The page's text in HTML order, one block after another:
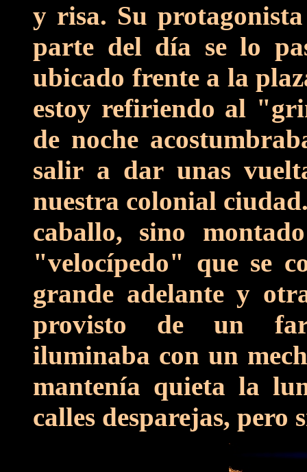
y risa. Su
parte del día se lo
ubicado frente a la
estoy refiriendo al
de noche
salir a dar unas
nuestra colonial
caballo, sino
"velocípedo" que se
grande adelante y
provisto de un
iluminaba con un
mantenía quieta la
calles desparejas, pero